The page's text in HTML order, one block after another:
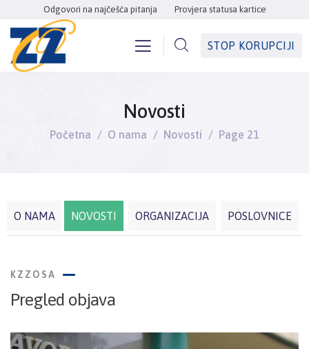
Odgovori na najčešća pitanja Provjera statusa kartice
STOP KORUPCIJI
Novosti
Početna O nama Novosti Page 21
O NAMA NOVOSTI ORGANIZACIJA POSLOVNICE
KZZOSA
Pregled objava